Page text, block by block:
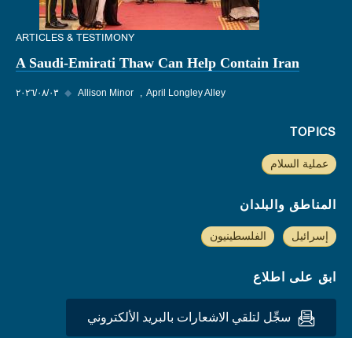
ARTICLES & TESTIMONY
A Saudi-Emirati Thaw Can Help Contain Iran
٠٣‏/٠٨‏/٢٠٢٦ ◆ Allison Minor April Longley Alley
TOPICS
عملية السلام
المناطق والبلدان
إسرائيل الفلسطينيون
ابق على اطلاع
سجِّل لتلقي الاشعارات بالبريد الألكتروني